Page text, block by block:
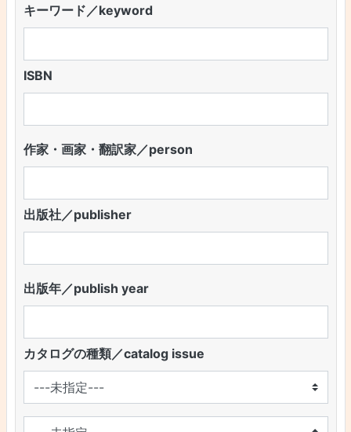
キーワード／keyword
ISBN
作家・画家・翻訳家／person
出版社／publisher
出版年／publish year
カタログの種類／catalog issue